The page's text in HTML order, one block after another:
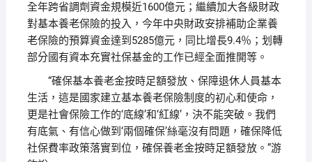
全年跨省調劑資金規模近1600億元；繼續加大各級財政
對基本養老保險的投入，今年中央財政安排補助企業養
老保險的預算資金達到5285億元，同比增長9.4％；划轉
部分國有資本充實社保基金的工作已經全面推開等。
“確保基本養老金按時足額發放、保障退休人員基本
生活，這是國家建立基本養老保險制度的初心和使命，
更是社會保險工作的‘底線’和‘紅線’，決不能突破。我們
有底氣、有信心做到‘兩個確保’絲毫沒有問題，確保降低
社保費率政策落實到位，確保養老金按時足額發放。”游